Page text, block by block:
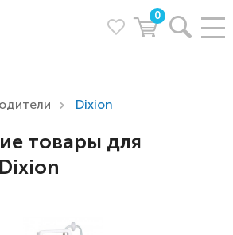
0
Dixion
товары для